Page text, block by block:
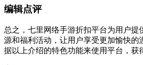
编辑点评
总之，七里网络手游折扣平台为用户提
源和福利活动，让用户享受更加愉快的
据以上介绍的特色功能来使用平台，获